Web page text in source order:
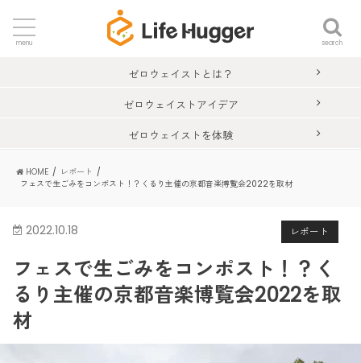
search
menu
ゼロウェイストとは？
ゼロウェイストアイデア
ゼロウェイストを体験
HOME
レポート
フェスで生ごみをコンポスト！？くるり主催の京都音楽博覧会2022を取材
レポート
2022.10.18
フェスで生ごみをコンポスト！？く
るり主催の京都音楽博覧会2022を取
材